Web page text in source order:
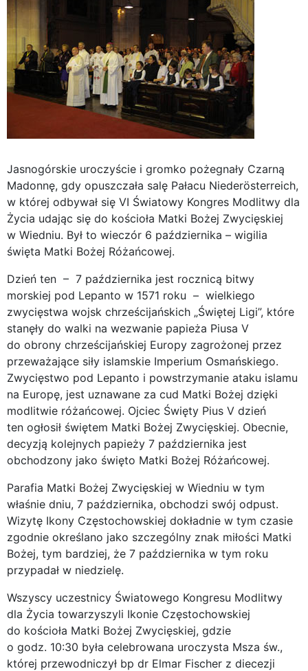
Jasnogórskie uroczyście i gromko pożegnały Czarną
Madonnę, gdy opuszczała salę Pałacu Niederösterreich,
w której odbywał się VI Światowy Kongres Modlitwy dla
Życia udając się do kościoła Matki Bożej Zwycięskiej
w Wiedniu. Był to wieczór 6 października – wigilia
święta Matki Bożej Różańcowej.
Dzień ten – 7 października jest rocznicą bitwy
morskiej pod Lepanto w 1571 roku – wielkiego
zwycięstwa wojsk chrześcijańskich „Świętej Ligi”, które
stanęły do walki na wezwanie papieża Piusa V
do obrony chrześcijańskiej Europy zagrożonej przez
przeważające siły islamskie Imperium Osmańskiego.
Zwycięstwo pod Lepanto i powstrzymanie ataku islamu
na Europę, jest uznawane za cud Matki Bożej dzięki
modlitwie różańcowej. Ojciec Święty Pius V dzień
ten ogłosił świętem Matki Bożej Zwycięskiej. Obecnie,
decyzją kolejnych papieży 7 października jest
obchodzony jako święto Matki Bożej Różańcowej.
Parafia Matki Bożej Zwycięskiej w Wiedniu w tym
właśnie dniu, 7 października, obchodzi swój odpust.
Wizytę Ikony Częstochowskiej dokładnie w tym czasie
zgodnie określano jako szczególny znak miłości Matki
Bożej, tym bardziej, że 7 października w tym roku
przypadał w niedzielę.
Wszyscy uczestnicy Światowego Kongresu Modlitwy
dla Życia towarzyszyli Ikonie Częstochowskiej
do kościoła Matki Bożej Zwycięskiej, gdzie
o godz. 10:30 była celebrowana uroczysta Msza św.,
której przewodniczył bp dr Elmar Fischer z diecezji